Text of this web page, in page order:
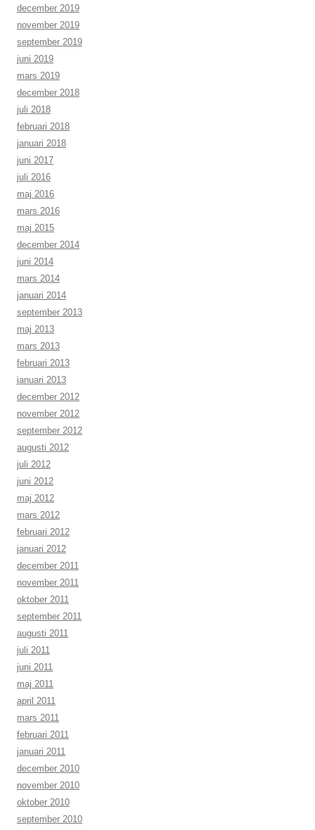
december 2019
november 2019
september 2019
juni 2019
mars 2019
december 2018
juli 2018
februari 2018
januari 2018
juni 2017
juli 2016
maj 2016
mars 2016
maj 2015
december 2014
juni 2014
mars 2014
januari 2014
september 2013
maj 2013
mars 2013
februari 2013
januari 2013
december 2012
november 2012
september 2012
augusti 2012
juli 2012
juni 2012
maj 2012
mars 2012
februari 2012
januari 2012
december 2011
november 2011
oktober 2011
september 2011
augusti 2011
juli 2011
juni 2011
maj 2011
april 2011
mars 2011
februari 2011
januari 2011
december 2010
november 2010
oktober 2010
september 2010